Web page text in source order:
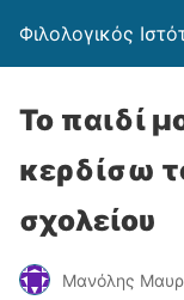
Φιλολογικός
Το παιδί
κερδίσω
σχολείου
Μανόλης